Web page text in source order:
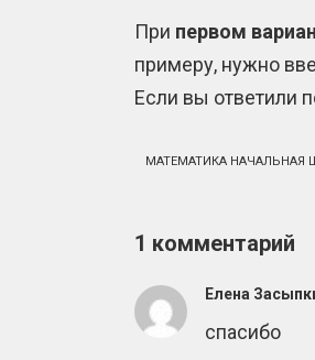
При первом
примеру, нужно
Если вы ответили
МАТЕМАТИКА НАЧАЛЬНАЯ
1 комментарий
Елена
спасибо